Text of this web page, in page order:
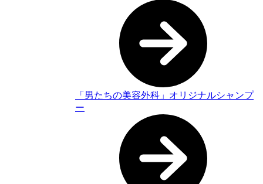
「男たちの美容外科」オリジナルシャンプ
ー